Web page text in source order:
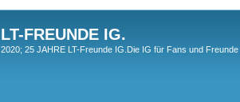
LT-FREUNDE IG.
2020; 25 JAHRE LT-Freunde IG.Die IG für Fans und